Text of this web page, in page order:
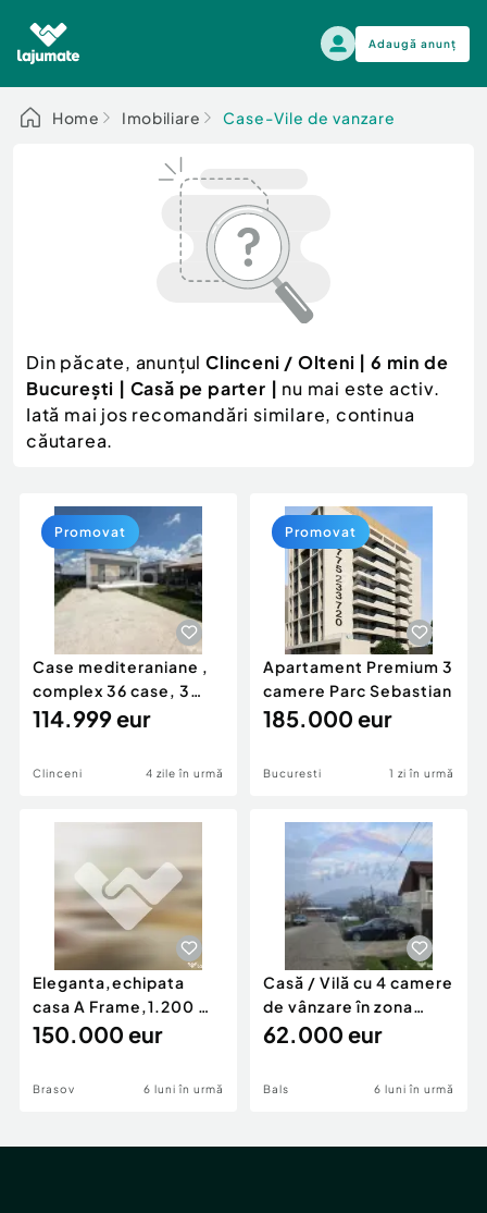
Adaugă anunț
Alege categoria
Auto, moto si ambarcatiuni
Electronice si electrocasnice
Mama si copilul
Moda si frumusete
Sport, timp liber, arta
Servicii
Animale de companie
Afaceri și echipamente profesionale
Inchiriere Bunuri si Vehicule
Auto, moto si ambarcatiuni
Scutere - ATV - UTV
Autoutilitare
Ambarcatiuni
Camioane - Rulote - Remorci
Utilaje agricole si industriale
Piese auto si accesorii
Dacia Duster
Home Imobiliare Case-Vile de vanzare
Din păcate, anunțul Clinceni / Olteni | 6 min de
București | Casă pe parter | nu mai este activ.
Iată mai jos recomandări similare, continua
căutarea.
Case mediteraniane ,
complex 36 case, 3
Camere Clinceni Cent
114.999 eur
Clinceni 4 zile în urmă
Promovat
Apartament Premium 3
camere Parc Sebastian
185.000 eur
Bucuresti 1 zi în urmă
Promovat
Eleganta,echipata
casa A Frame,1.200 mp
teren,deschidere Pia
150.000 eur
Brasov 6 luni în urmă
Casă / Vilă cu 4 camere
de vânzare în zona
Periferie
62.000 eur
Bals 6 luni în urmă